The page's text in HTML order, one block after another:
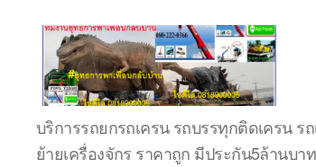
บริษัท
รถ
บรรทุก
บริการรถยกรถเครน รถบรรทุกติดเครน ร
ย้ายเครื่องจักร ราคาถูก มีประกัน5ล้านบา